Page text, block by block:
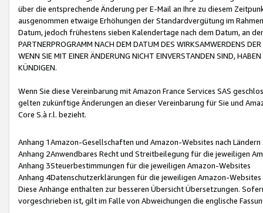
über die entsprechende Änderung per E-Mail an Ihre zu diesem
ausgenommen etwaige Erhöhungen der Standardvergütung im
Datum, jedoch frühestens sieben Kalendertage nach dem Datum, an
PARTNERPROGRAMM NACH DEM DATUM DES WIRKSAMWERDENS
WENN SIE MIT EINER ÄNDERUNG NICHT EINVERSTANDEN SIND,
KÜNDIGEN.
Wenn Sie diese Vereinbarung mit Amazon France Services SAS
gelten zukünftige Änderungen an dieser Vereinbarung für Sie und
Core S.à r.l. bezieht.
Anhang 1Amazon-Gesellschaften und Amazon-Websites nach Ländern
Anhang 2Anwendbares Recht und Streitbeilegung für die jeweiligen
Anhang 3Steuerbestimmungen für die jeweiligen Amazon-Websites
Anhang 4Datenschutzerklärungen für die jeweiligen Amazon-Websites
Diese Anhänge enthalten zur besseren Übersicht Übersetzungen.
vorgeschrieben ist, gilt im Falle von Abweichungen die englische